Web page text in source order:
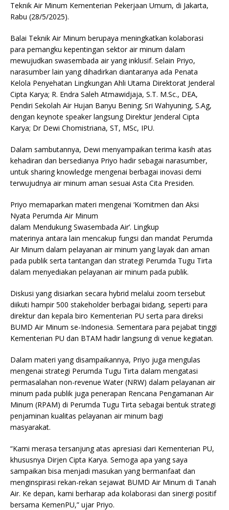
Teknik Air Minum Kementerian Pekerjaan Umum, di Jakarta,
Rabu (28/5/2025).
Balai Teknik Air Minum berupaya meningkatkan kolaborasi
para pemangku kepentingan sektor air minum dalam
mewujudkan swasembada air yang inklusif. Selain Priyo,
narasumber lain yang dihadirkan diantaranya ada Penata
Kelola Penyehatan Lingkungan Ahli Utama Direktorat Jenderal
Cipta Karya; R. Endra Saleh Atmawidjaja, S.T. M.Sc., DEA,
Pendiri Sekolah Air Hujan Banyu Bening; Sri Wahyuning, S.Ag,
dengan keynote speaker langsung Direktur Jenderal Cipta
Karya; Dr Dewi Chomistriana, ST, MSc, IPU.
Dalam sambutannya, Dewi menyampaikan terima kasih atas
kehadiran dan bersedianya Priyo hadir sebagai narasumber,
untuk sharing knowledge mengenai berbagai inovasi demi
terwujudnya air minum aman sesuai Asta Cita Presiden.
Priyo memaparkan materi mengenai ‘Komitmen dan Aksi
Nyata Perumda Air Minum
dalam Mendukung Swasembada Air’. Lingkup
materinya antara lain mencakup fungsi dan mandat Perumda
Air Minum dalam pelayanan air minum yang layak dan aman
pada publik serta tantangan dan strategi Perumda Tugu Tirta
dalam menyediakan pelayanan air minum pada publik.
Diskusi yang disiarkan secara hybrid melalui zoom tersebut
diikuti hampir 500 stakeholder berbagai bidang, seperti para
direktur dan kepala biro Kementerian PU serta para direksi
BUMD Air Minum se-Indonesia. Sementara para pejabat tinggi
Kementerian PU dan BTAM hadir langsung di venue kegiatan.
Dalam materi yang disampaikannya, Priyo juga mengulas
mengenai strategi Perumda Tugu Tirta dalam mengatasi
permasalahan non-revenue Water (NRW) dalam pelayanan air
minum pada publik juga penerapan Rencana Pengamanan Air
Minum (RPAM) di Perumda Tugu Tirta sebagai bentuk strategi
penjaminan kualitas pelayanan air minum bagi
masyarakat.
“Kami merasa tersanjung atas apresiasi dari Kementerian PU,
khususnya Dirjen Cipta Karya. Semoga apa yang saya
sampaikan bisa menjadi masukan yang bermanfaat dan
menginspirasi rekan-rekan sejawat BUMD Air Minum di Tanah
Air. Ke depan, kami berharap ada kolaborasi dan sinergi positif
bersama KemenPU,” ujar Priyo.